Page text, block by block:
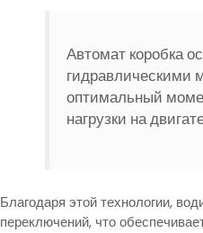
Автомат коробка
гидравлическими
оптимальный
нагрузки на
Благодаря этой технологии,
переключений, что